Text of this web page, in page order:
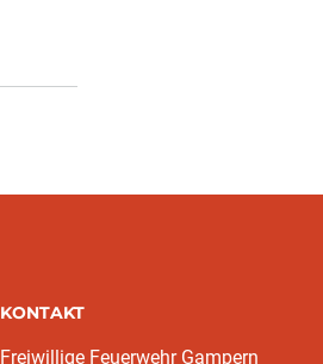
KONTAKT
Freiwillige Feuerwehr Gampern